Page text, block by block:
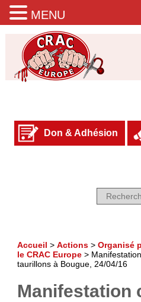
Don & Adhésion
Accueil > Actions> Organisé
le CRAC Europe>
taurillons à Bougue, 24/04/16
Manifestation
MENU